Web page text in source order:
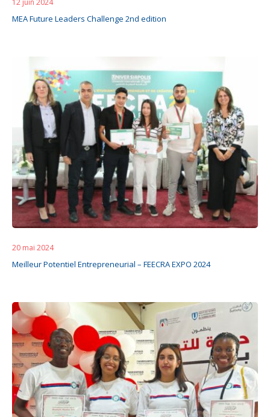
MEA Future Leaders Challenge 2nd edition
20 mai 2024
Meilleur Potentiel Entrepreneurial – FEECRA EXPO 2024